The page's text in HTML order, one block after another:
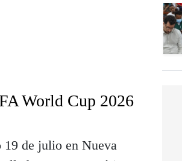
World Cup 2026
19 de julio en Nueva